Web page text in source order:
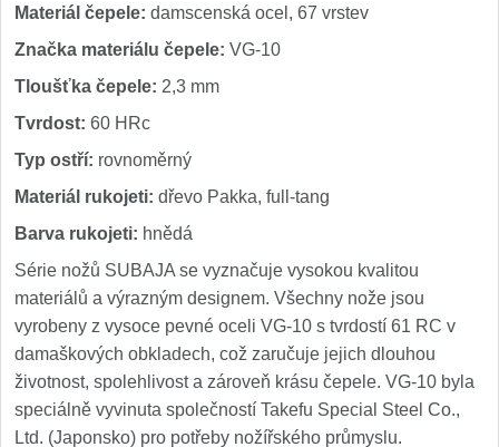
Materiál čepele: damscenská ocel, 67 vrstev
Značka materiálu čepele: VG-10
Tloušťka čepele: 2,3 mm
Tvrdost: 60 HRc
Typ ostří: rovnoměrný
Materiál rukojeti: dřevo Pakka, full-tang
Barva rukojeti: hnědá
Série nožů SUBAJA se vyznačuje vysokou kvalitou
materiálů a výrazným designem. Všechny nože jsou
vyrobeny z vysoce pevné oceli VG-10 s tvrdostí 61 RC v
damaškových obkladech, což zaručuje jejich dlouhou
životnost, spolehlivost a zároveň krásu čepele. VG-10 byla
speciálně vyvinuta společností Takefu Special Steel Co.,
Ltd. (Japonsko) pro potřeby nožířského průmyslu.